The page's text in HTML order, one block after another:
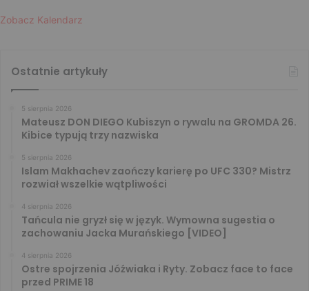
Zobacz Kalendarz
Ostatnie artykuły
5 sierpnia 2026
Mateusz DON DIEGO Kubiszyn o rywalu na GROMDA 26.
Kibice typują trzy nazwiska
5 sierpnia 2026
Islam Makhachev zaończy karierę po UFC 330? Mistrz
rozwiał wszelkie wątpliwości
4 sierpnia 2026
Tańcula nie gryzł się w język. Wymowna sugestia o
zachowaniu Jacka Murańskiego [VIDEO]
4 sierpnia 2026
Ostre spojrzenia Jóźwiaka i Ryty. Zobacz face to face
przed PRIME 18